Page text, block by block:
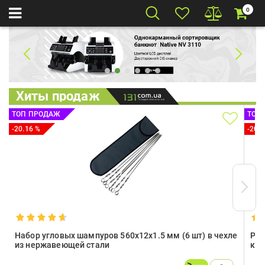
0
Хиты продаж
ТОП ПРОДАЖ
-20.16 %
Набор угловых шампуров 560х12х1.5 мм (6 шт) в чехле
из нержавеющей стали
ТОП
-20 %